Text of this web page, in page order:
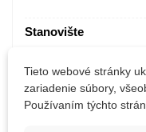
Stanovište
Výrobca
Ročné Obdobie
Tieto webové stránky
zariadenie súbory,
Používaním týchto